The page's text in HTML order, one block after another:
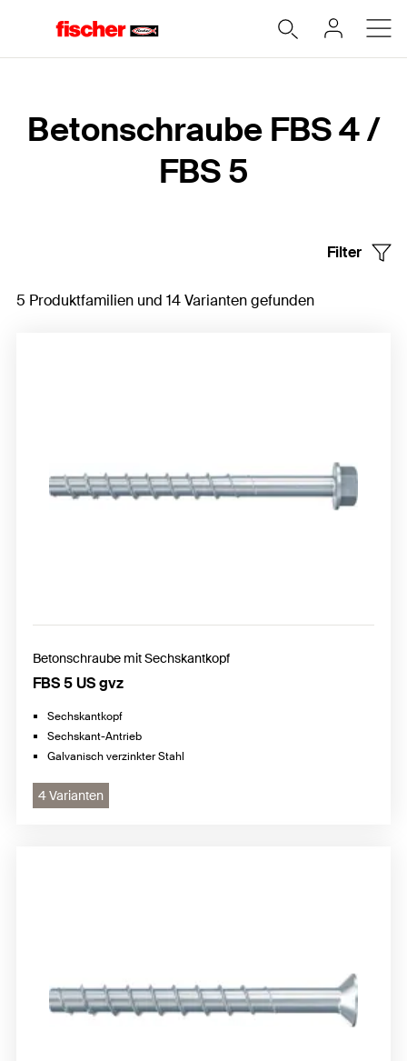
Betonschraube FBS 4 /
FBS 5
Filter
5 Produktfamilien und 14 Varianten gefunden
Betonschraube mit Sechskantkopf
FBS 5 US gvz
Sechskantkopf
Sechskant-Antrieb
Galvanisch verzinkter Stahl
4 Varianten